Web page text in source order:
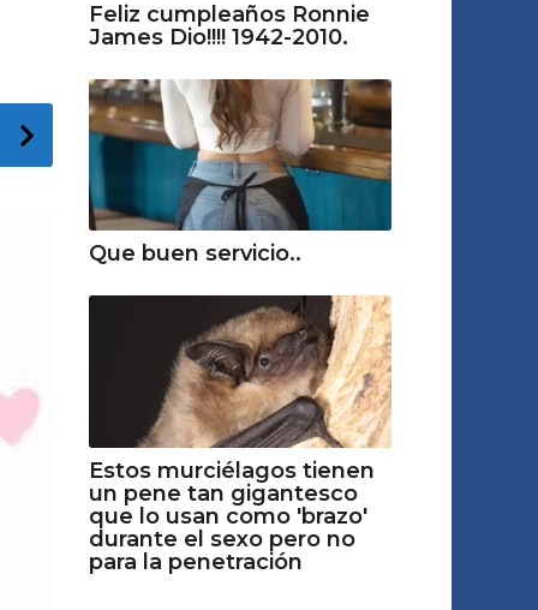
Feliz cumpleaños Ronnie
James Dio!!!! 1942-2010.
Que buen servicio..
Estos murciélagos tienen
un pene tan gigantesco
que lo usan como 'brazo'
durante el sexo pero no
para la penetración